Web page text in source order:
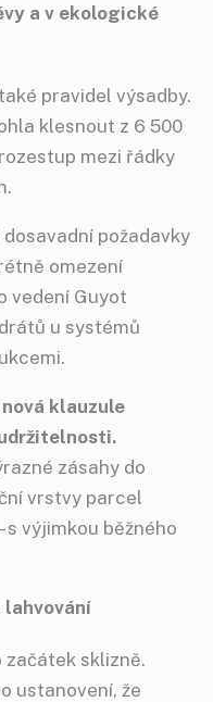
a v ekologické
pravidel výsadby.
klesnout z 6 500
mezi řádky
požadavky
omezení
vedení Guyot
u systémů
klauzule
zásahy do
vrstvy parcel
s výjimkou běžného
lahvování
začátek sklizně.
ustanovení, že